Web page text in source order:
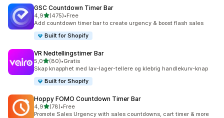
GSC Countdown Timer Bar
4,9av 5 stjerner
(475)
Totalt 475 omtaler
•Free
Add countdown timer bar to create urgency & boost flash sales
Built for Shopify
VR Nedtellingstimer Bar
5,0av 5 stjerner
(80)
Totalt 80 omtaler
•Gratis
Skap knapphet med lav-lager-tellere og klebrig handlekurv-knap
Built for Shopify
Hoppy FOMO Countdown Timer Bar
4,9av 5 stjerner
(78)
Totalt 78 omtaler
•Free
Promote Sales Urgency with sales countdowns, cart timer & more